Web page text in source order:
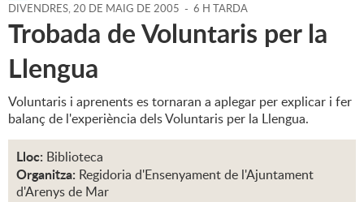
DIVENDRES,20 DE MAIG DE 2005 - 6 H TARDA
Trobada de Voluntaris per la
Llengua
Voluntaris i aprenents es tornaran a aplegar per explicar i fer
balanç de l'experiència dels Voluntaris per la Llengua.
Lloc: Biblioteca
Organitza: Regidoria d'Ensenyament de l'Ajuntament
d'Arenys de Mar